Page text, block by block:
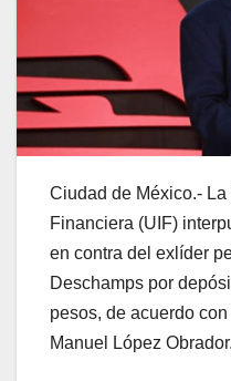
Ciudad de México.-
Financiera (UIF)
en contra del exlíder
Deschamps por
pesos, de acuerdo
Manuel López Obrador.